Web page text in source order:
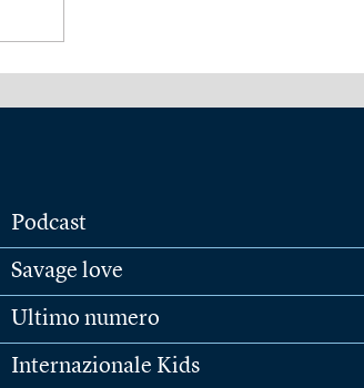
Podcast
Savage love
Ultimo numero
Internazionale Kids